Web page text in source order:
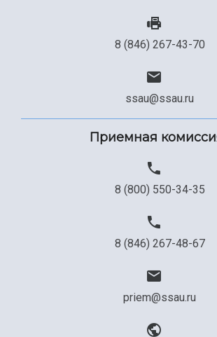
8 (846) 267-43-70
ssau@ssau.ru
Приемная
8 (800) 550-34-35
8 (846) 267-48-67
priem@ssau.ru